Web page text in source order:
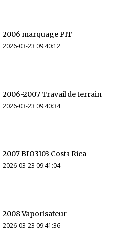
2006 marquage PIT
2026-03-23 09:40:12
2006-2007 Travail de terrain
2026-03-23 09:40:34
2007 BIO3103 Costa Rica
2026-03-23 09:41:04
2008 Vaporisateur
2026-03-23 09:41:36